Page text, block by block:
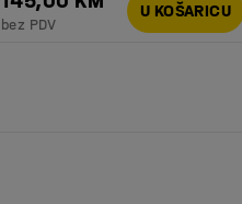
bez PDV
U KOŠARICU